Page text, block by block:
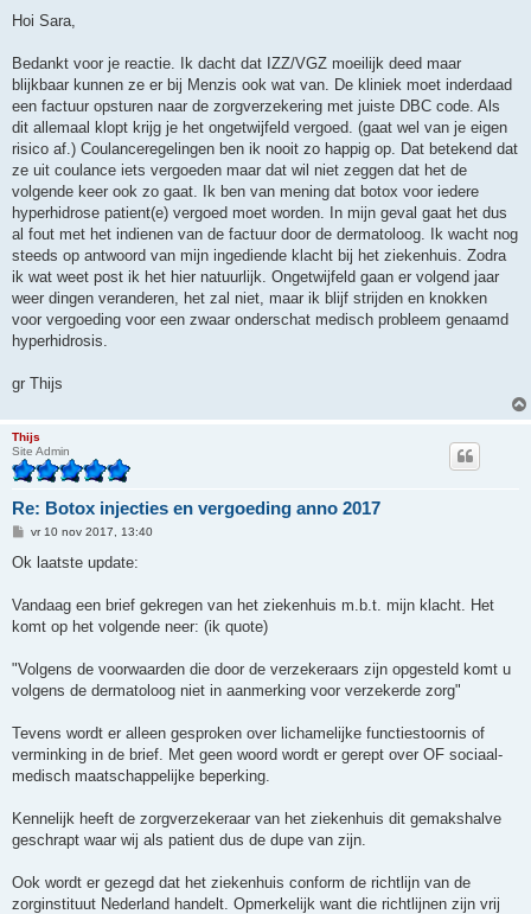
r
h
Hoi Sara,
Bedankt voor je reactie. Ik dacht dat IZZ/VGZ moeilijk deed maar
blijkbaar kunnen ze er bij Menzis ook wat van. De kliniek moet inderdaad
een factuur opsturen naar de zorgverzekering met juiste DBC code. Als
dit allemaal klopt krijg je het ongetwijfeld vergoed. (gaat wel van je eigen
risico af.) Coulanceregelingen ben ik nooit zo happig op. Dat betekend dat
ze uit coulance iets vergoeden maar dat wil niet zeggen dat het de
volgende keer ook zo gaat. Ik ben van mening dat botox voor iedere
hyperhidrose patient(e) vergoed moet worden. In mijn geval gaat het dus
al fout met het indienen van de factuur door de dermatoloog. Ik wacht nog
steeds op antwoord van mijn ingediende klacht bij het ziekenhuis. Zodra
ik wat weet post ik het hier natuurlijk. Ongetwijfeld gaan er volgend jaar
weer dingen veranderen, het zal niet, maar ik blijf strijden en knokken
voor vergoeding voor een zwaar onderschat medisch probleem genaamd
hyperhidrosis.
gr Thijs
Thijs
Site Admin
Re: Botox injecties en vergoeding anno 2017
B
r
h
vr 10 nov 2017, 13:40
Ok laatste update:
Vandaag een brief gekregen van het ziekenhuis m.b.t. mijn klacht. Het
komt op het volgende neer: (ik quote)
"Volgens de voorwaarden die door de verzekeraars zijn opgesteld komt u
volgens de dermatoloog niet in aanmerking voor verzekerde zorg"
Tevens wordt er alleen gesproken over lichamelijke functiestoornis of
verminking in de brief. Met geen woord wordt er gerept over OF sociaal-
medisch maatschappelijke beperking.
Kennelijk heeft de zorgverzekeraar van het ziekenhuis dit gemakshalve
geschrapt waar wij als patient dus de dupe van zijn.
Ook wordt er gezegd dat het ziekenhuis conform de richtlijn van de
zorginstituut Nederland handelt. Opmerkelijk want die richtlijnen zijn vrij